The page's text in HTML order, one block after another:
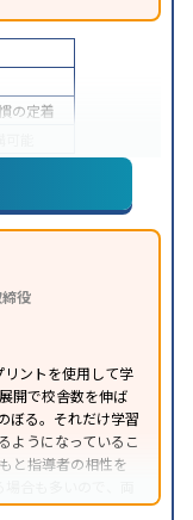
の定着
能
役
リントを使用して学
開で校舎数を伸ば
ぼる。それだけ学習
ようになっているこ
と指導者の相性を
合も多いので、両